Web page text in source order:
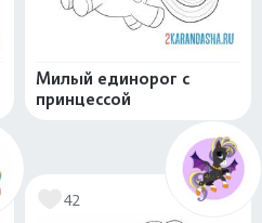
Милый единорог с
принцессой
42